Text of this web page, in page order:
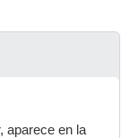
aparece en la